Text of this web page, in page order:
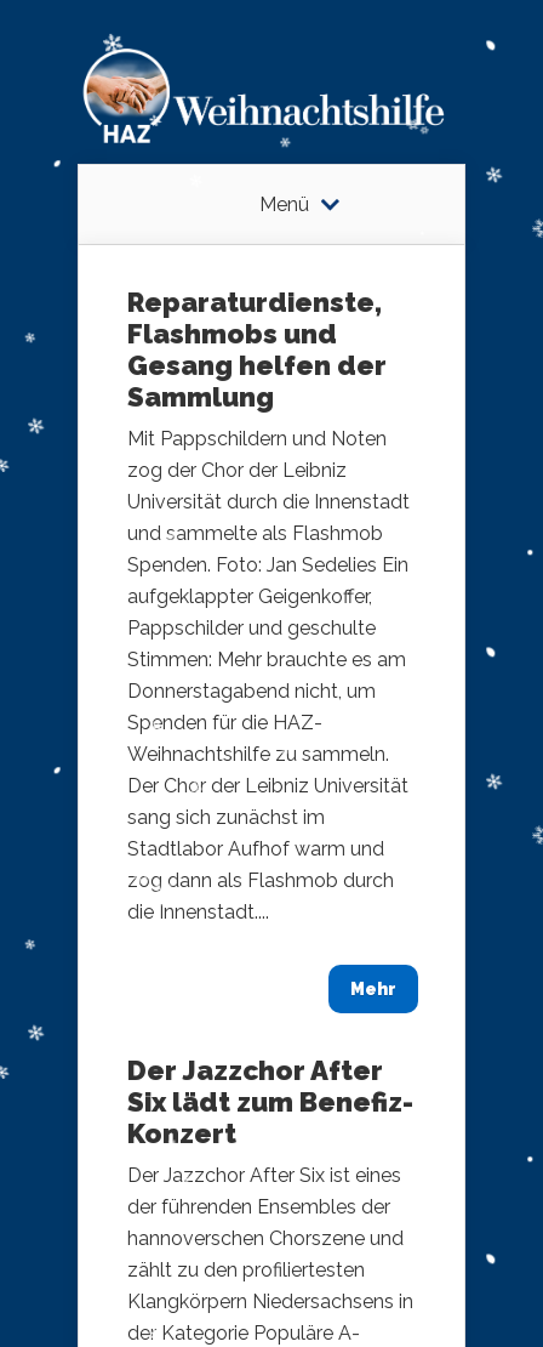
Menü
Reparaturdienste,
Flashmobs und
Gesang helfen der
Sammlung
Mit Pappschildern und Noten
zog der Chor der Leibniz
Universität durch die Innenstadt
und sammelte als Flashmob
Spenden. Foto: Jan Sedelies Ein
aufgeklappter Geigenkoffer,
Pappschilder und geschulte
Stimmen: Mehr brauchte es am
Donnerstagabend nicht, um
Spenden für die HAZ-
Weihnachtshilfe zu sammeln.
Der Chor der Leibniz Universität
sang sich zunächst im
Stadtlabor Aufhof warm und
zog dann als Flashmob durch
die Innenstadt....
Mehr
Der Jazzchor After
Six lädt zum Benefiz-
Konzert
Der Jazzchor After Six ist eines
der führenden Ensembles der
hannoverschen Chorszene und
zählt zu den profiliertesten
Klangkörpern Niedersachsens in
der Kategorie Populäre A-